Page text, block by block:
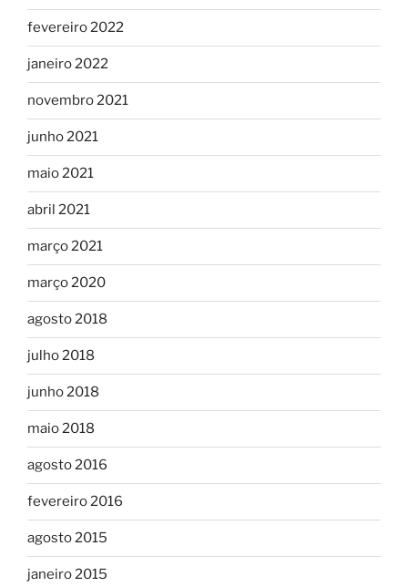
fevereiro 2022
janeiro 2022
novembro 2021
junho 2021
maio 2021
abril 2021
março 2021
março 2020
agosto 2018
julho 2018
junho 2018
maio 2018
agosto 2016
fevereiro 2016
agosto 2015
janeiro 2015